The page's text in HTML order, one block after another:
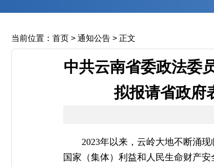
当前位置： 首页 > 通知公告 > 正文
中共云南省委政法委
拟报请省政府
2023年以来，云岭大地不断涌
国家（集体）利益和人民生命财产